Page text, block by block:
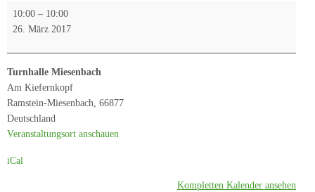
Frühjahrsfest
10:00 – 10:00
26. März 2017
Turnhalle Miesenbach
Am Kiefernkopf
Ramstein-Miesenbach 66877
Deutschland
Veranstaltungsort anschauen
iCal
Kompletten Kalender ansehen